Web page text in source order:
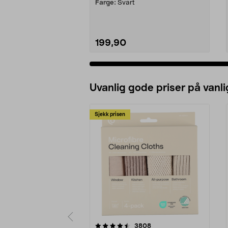
Farge: Svart
199,90
Uvanlig gode priser på
Sjekk prisen
3808anmeldelser
4.5av 5 stjerner